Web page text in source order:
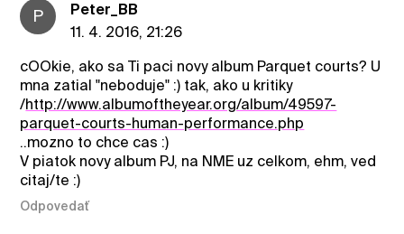
P
Peter_BB
11. 4. 2016, 21:26
cOOkie, ako sa Ti paci novy album Parquet courts? U
mna zatial "neboduje" :) tak, ako u kritiky
/http://www.albumoftheyear.org/album/49597-
parquet-courts-human-performance.php
..mozno to chce cas :)
V piatok novy album PJ, na NME uz celkom, ehm, ved
citaj/te :)
Odpovedať